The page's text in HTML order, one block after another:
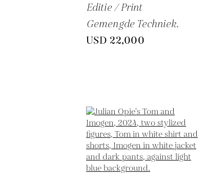
Editie / Print
Gemengde Techniek.
USD 22,000